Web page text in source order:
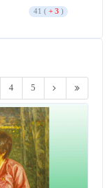
41 ( + 3 )
4 5